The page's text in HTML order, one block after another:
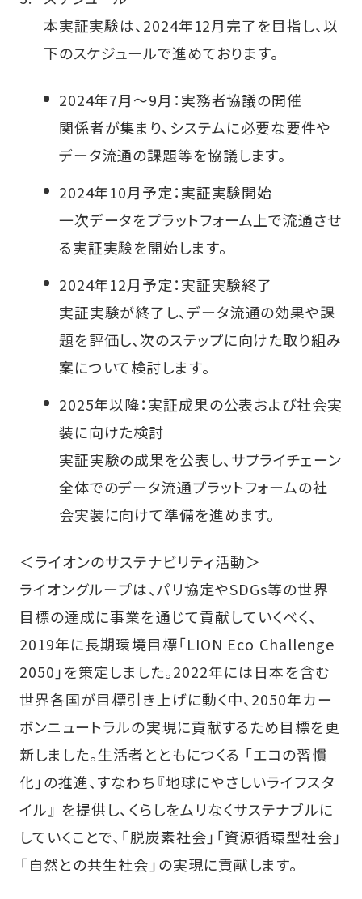
本実証実験は、2024年12月完了を目指し、以
下のスケジュールで進めております。
2024年7月～9月：実務者協議の開催
関係者が集まり、システムに必要な要件や
データ流通の課題等を協議します。
2024年10月予定：実証実験開始
一次データをプラットフォーム上で流通させ
る実証実験を開始します。
2024年12月予定：実証実験終了
実証実験が終了し、データ流通の効果や課
題を評価し、次のステップに向けた取り組み
案について検討します。
2025年以降：実証成果の公表および社会実
装に向けた検討
実証実験の成果を公表し、サプライチェーン
全体でのデータ流通プラットフォームの社
会実装に向けて準備を進めます。
＜ライオンのサステナビリティ活動＞
ライオングループは、パリ協定やSDGs等の世界
目標の達成に事業を通じて貢献していくべく、
2019年に長期環境目標「LION Eco Challenge
2050」を策定しました。2022年には日本を含む
世界各国が目標引き上げに動く中、2050年カー
ボンニュートラルの実現に貢献するため目標を更
新しました。生活者とともにつくる 「エコの習慣
化」の推進、すなわち『地球にやさしいライフスタ
イル』 を提供し、くらしをムリなくサステナブルに
していくことで、「脱炭素社会」「資源循環型社会」
「自然との共生社会」の実現に貢献します。